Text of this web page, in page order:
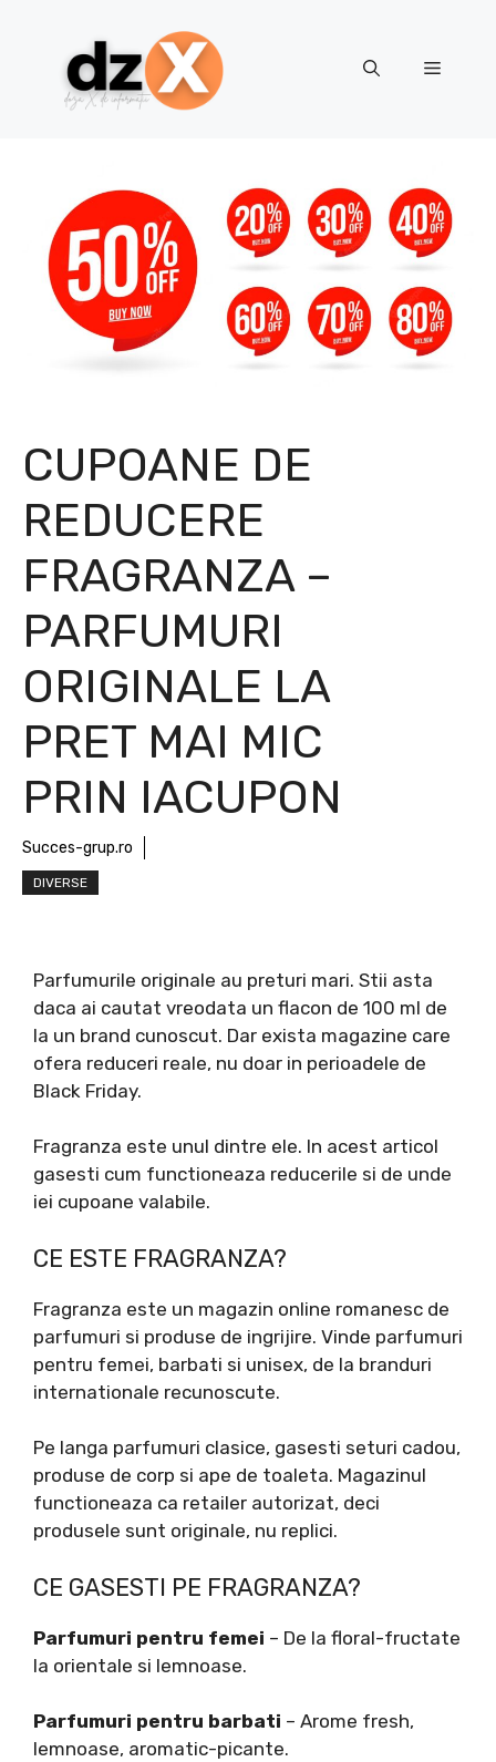
content
Menu
CUPOANE DE
REDUCERE
FRAGRANZA –
PARFUMURI
ORIGINALE LA
PRET MAI MIC
PRIN IACUPON
Succes-grup.ro
DIVERSE
Parfumurile originale au preturi mari. Stii asta
daca ai cautat vreodata un flacon de 100 ml de
la un brand cunoscut. Dar exista magazine care
ofera reduceri reale, nu doar in perioadele de
Black Friday.
Fragranza este unul dintre ele. In acest articol
gasesti cum functioneaza reducerile si de unde
iei cupoane valabile.
CE ESTE FRAGRANZA?
Fragranza este un magazin online romanesc de
parfumuri si produse de ingrijire. Vinde parfumuri
pentru femei, barbati si unisex, de la branduri
internationale recunoscute.
Pe langa parfumuri clasice, gasesti seturi cadou,
produse de corp si ape de toaleta. Magazinul
functioneaza ca retailer autorizat, deci
produsele sunt originale, nu replici.
CE GASESTI PE FRAGRANZA?
Parfumuri pentru femei – De la floral-fructate
la orientale si lemnoase.
Parfumuri pentru barbati – Arome fresh,
lemnoase, aromatic-picante.